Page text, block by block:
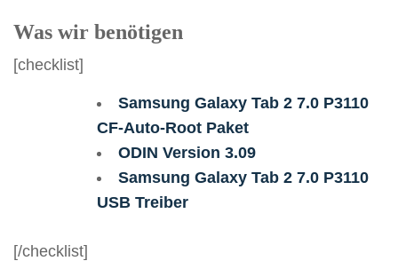
Was wir benötigen
[checklist]
Samsung Galaxy Tab 2 7.0 P3110
CF-Auto-Root Paket
ODIN Version 3.09
Samsung Galaxy Tab 2 7.0 P3110
USB Treiber
[/checklist]